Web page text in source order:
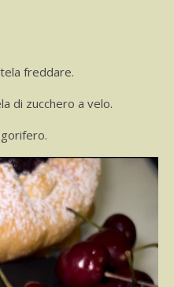
freddare.
di zucchero a velo.